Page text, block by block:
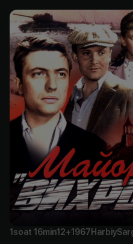
1soat 16min12+1967 Harbiy